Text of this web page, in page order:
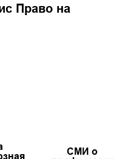
Право на
СМИ о